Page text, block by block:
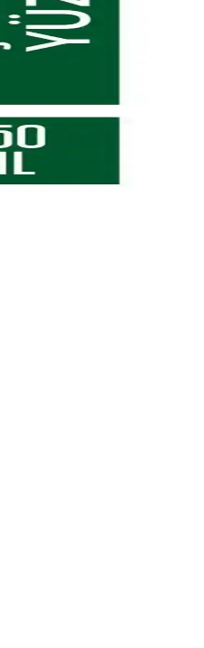
ve besler.
bir temizlik ürünüdür.